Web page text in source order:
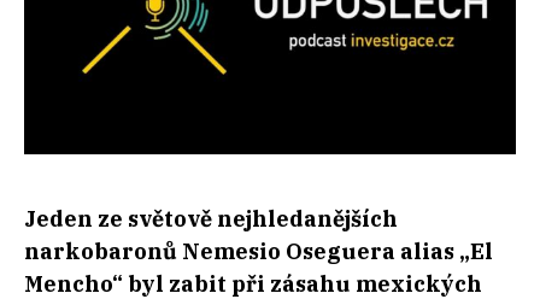
Jeden ze světově nejhledanějších
narkobaronů Nemesio Oseguera alias „El
Mencho“ byl zabit při zásahu mexických